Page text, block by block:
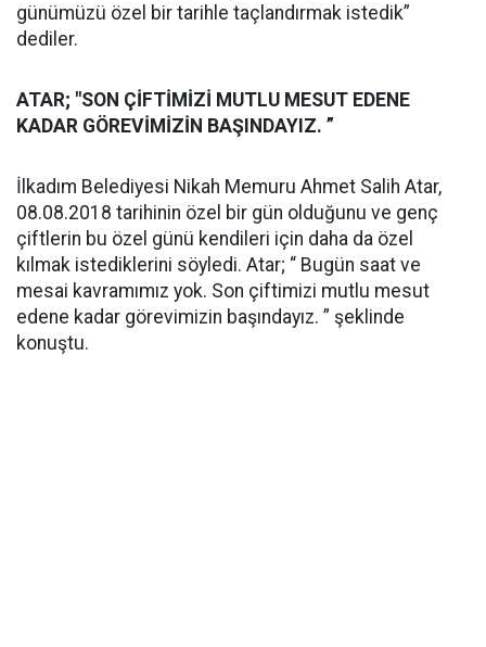
günümüzü özel bir tarihle taçlandırmak istedik”
dediler.
ATAR; "SON ÇİFTİMİZİ MUTLU MESUT EDENE
KADAR GÖREVİMİZİN BAŞINDAYIZ. ”
İlkadım Belediyesi Nikah Memuru Ahmet Salih Atar,
08.08.2018 tarihinin özel bir gün olduğunu ve genç
çiftlerin bu özel günü kendileri için daha da özel
kılmak istediklerini söyledi. Atar; “ Bugün saat ve
mesai kavramımız yok. Son çiftimizi mutlu mesut
edene kadar görevimizin başındayız. ” şeklinde
konuştu.